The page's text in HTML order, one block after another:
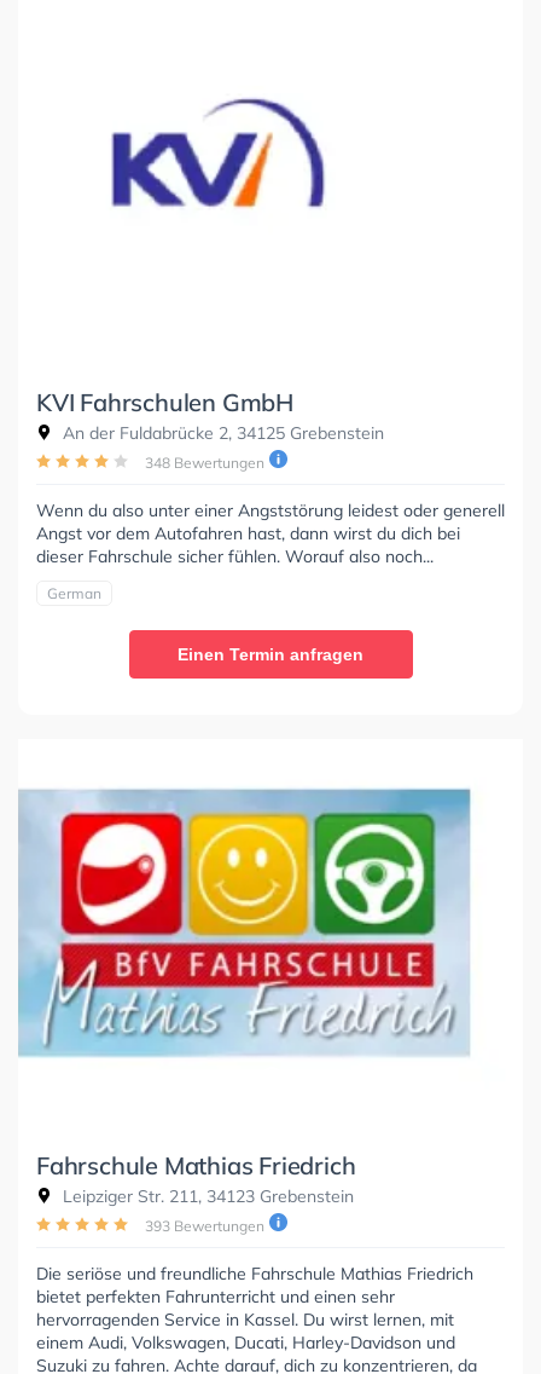
KVI Fahrschulen GmbH
An der Fuldabrücke 2, 34125 Grebenstein
348 Bewertungen
Wenn du also unter einer Angststörung leidest oder generell
Angst vor dem Autofahren hast, dann wirst du dich bei
dieser Fahrschule sicher fühlen. Worauf also noch...
German
Einen Termin anfragen
Fahrschule Mathias Friedrich
Leipziger Str. 211, 34123 Grebenstein
393 Bewertungen
Die seriöse und freundliche Fahrschule Mathias Friedrich
bietet perfekten Fahrunterricht und einen sehr
hervorragenden Service in Kassel. Du wirst lernen, mit
einem Audi, Volkswagen, Ducati, Harley-Davidson und
Suzuki zu fahren. Achte darauf, dich zu konzentrieren, da